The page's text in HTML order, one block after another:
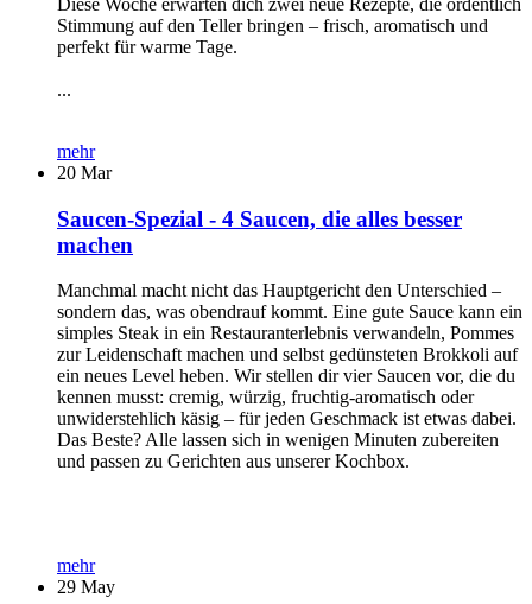
Stimmung auf den Teller bringen – frisch, aromatisch und
perfekt für warme Tage.
...
mehr
20 Mar
Saucen-Spezial - 4 Saucen, die alles besser
machen
Manchmal macht nicht das Hauptgericht den Unterschied –
sondern das, was obendrauf kommt. Eine gute Sauce kann ein
simples Steak in ein Restauranterlebnis verwandeln, Pommes
zur Leidenschaft machen und selbst gedünsteten Brokkoli auf
ein neues Level heben. Wir stellen dir vier Saucen vor, die du
kennen musst: cremig, würzig, fruchtig-aromatisch oder
unwiderstehlich käsig – für jeden Geschmack ist etwas dabei.
Das Beste? Alle lassen sich in wenigen Minuten zubereiten
und passen zu Gerichten aus unserer Kochbox.
mehr
29 May